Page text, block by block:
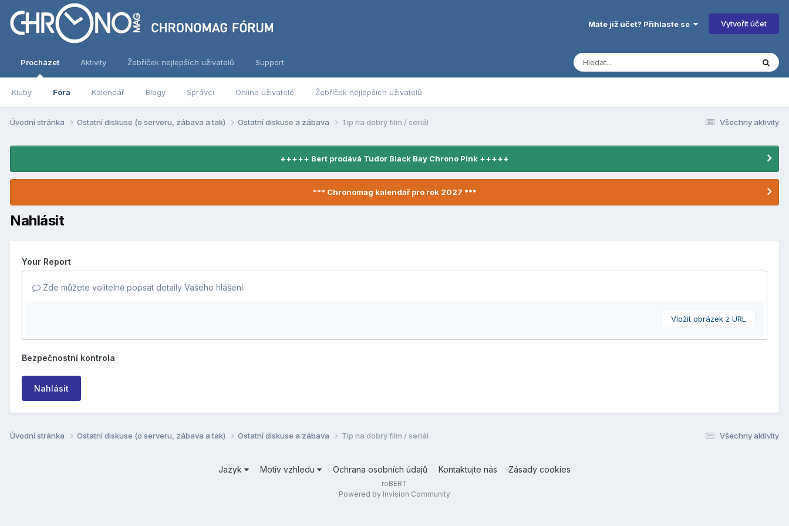
Máte již účet? Přihlaste se Vytvořit účet
Procházet
Kluby Fóra Kalendář Blogy Správci Online uživatelé Žebříček nejlepších uživatelů
Aktivity Žebříček nejlepších uživatelů Support
Všechny aktivity
Úvodní stránka Ostatní diskuse (o serveru, zábava a tak) Ostatní diskuse a zábava Tip na dobrý film / seriál
+++++ Bert prodává Tudor Black Bay Chrono Pink +++++
*** Chronomag kalendář pro rok 2027 ***
Nahlásit
Your Report
Zde můžete volitelně popsat detaily Vašeho hlášení.
Vložit obrázek z URL
Bezpečnostní kontrola
Nahlásit
Všechny aktivity
Úvodní stránka Ostatní diskuse (o serveru, zábava a tak) Ostatní diskuse a zábava Tip na dobrý film / seriál
Jazyk Motiv vzhledu Ochrana osobních údajů Kontaktujte nás Zásady cookies
roBERT
Powered by Invision Community